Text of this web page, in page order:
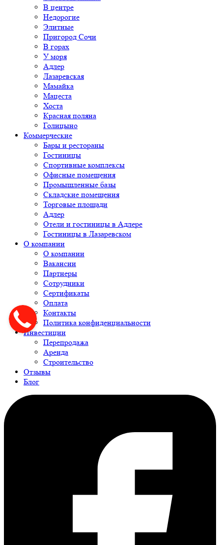
В центре
Недорогие
Элитные
Пригород Сочи
В горах
У моря
Адлер
Лазаревская
Мамайка
Мацеста
Хоста
Красная поляна
Голицыно
Коммерческие
Бары и рестораны
Гостиницы
Спортивные комплексы
Офисные помещения
Промышленные базы
Складские помещения
Торговые площади
Адлер
Отели и гостиницы в Адлере
Гостиницы в Лазаревском
О компании
О компании
Вакансии
Партнеры
Сотрудники
Сертификаты
Оплата
Контакты
Политика конфиденциальности
Инвестиции
Перепродажа
Аренда
Строительство
Отзывы
Блог